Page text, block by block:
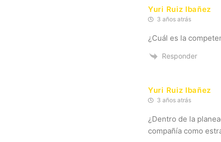
Yuri Ruiz Ibañez
3 años atrás
¿Cuál es la
Responder
Yuri Ruiz Ibañez
3 años atrás
¿Dentro de la
compañía como